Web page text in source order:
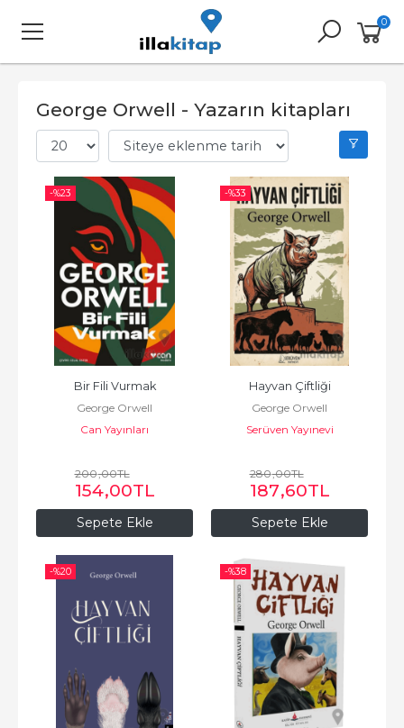
0
George Orwell - Yazarın kitapları
-%23
Sepete Ekle
Bir Fili Vurmak
George Orwell
Can Yayınları
200,00TL
154,00TL
-%33
Sepete Ekle
Hayvan Çiftliği
George Orwell
Serüven Yayınevi
280,00TL
187,60TL
-%20 -%38